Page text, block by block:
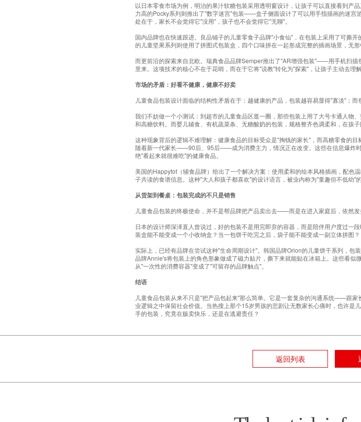
以日本零食市场为例，明治的果汁软糖包装采用透明窗设计，让孩子可以直接看到产
力高的Pocky系列则推出了"数字迷宫"包装——盒子侧面设计了可以用手指描画的迷宫
处在于，家长不会觉得它"没用"，孩子也不会觉得它"无聊"。
国内品牌也在快速跟进。良品铺子的儿童零食子品牌"小食仙"，在包装 上采用了可撕
的儿童坚果系列则使用了拼图式包装盒，四个口味拼在一起形成完整的插画场景，无形
而更前沿的探索来自北欧。瑞典食品品牌Semper推出了"AR增强包装"——用手机扫
里来。这项技术的核心不在于花哨，而在于它将"说教"转化为"探索"，让孩子主动去理解
市场的矛盾：好看不健康，健康不好卖
儿童食品包装设计面临的结构性矛盾在于：越健康的产品，包装越容易显得"寡淡"；而
我们不妨做一个小测试：到超市的儿童食品区逛一圈，那些包装上用了大号卡通人物
和高糖饮料。而婴儿辅食、有机蔬菜条、无糖酸奶的包装，规格整齐色调柔和，在孩
这种现象背后的逻辑不难理解：健康食品的目标受众是"掏钱的家长"，而高糖零食的
随着新一代家长——90后、95后——成为消费主力，情况正在改变。这些在信息爆炸
绝"看起来就很难吃"的健康食品。
美国的Happytot（辅食品牌）给出了一个解决方案：使用柔和的绘本风格插画，配色
子共读的食谱信息。这种"大人和孩子都喜欢"的设计语言，被业内称为"童趣但不低幼
从货架到餐桌：包装完成的不只是销售
儿童食品包装的终极使命，并不是帮品牌把产品卖出去——而是在进入家庭后，依然发
日本的设计师深泽直人曾说过，好的包装不是用完即弃的容器，而是陪伴用户度过一
装盒能不能变成一个小收纳盒？当一包饼干吃完之后，袋子能不能变成一副立体拼图？
实际上，已经有品牌在尝试这种"生命周期设计"。韩国品牌Orion的儿童饼干系列，包
品牌Annie's将包装上的角色形象做成了磁力贴片，撕下来就能贴在冰箱上。这些看似
从"一次性的消费容器"变成了"可留存的品牌触点"。
结语
儿童食品包装从来不只是"把产品包起来"那么简单。它是一套复杂的沟通系统——跟
业逻辑之中保留社会价值。当热搜上那个15岁男孩的悲剧让无数家长心痛时，也许是
手的包装，究竟在贩卖快乐，还是在逃避责任？
返回列表